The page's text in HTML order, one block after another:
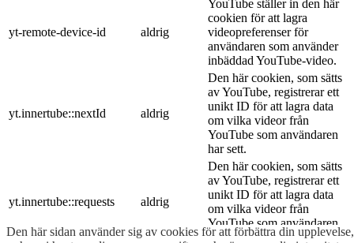
Den här sidan använder sig av cookies för att förbättra din upplevelse,
yt-remote-device-id aldrig
YouTube ställer in den här
cookien för att lagra
videopreferenser för
användaren som använder
inbäddad YouTube-video.
yt.innertube::nextId aldrig
Den här cookien, som sätts
av YouTube, registrerar ett
unikt ID för att lagra data
om vilka videor från
YouTube som användaren
har sett.
yt.innertube::requests aldrig
Den här cookien, som sätts
av YouTube, registrerar ett
unikt ID för att lagra data
om vilka videor från
YouTube som användaren
har sett.